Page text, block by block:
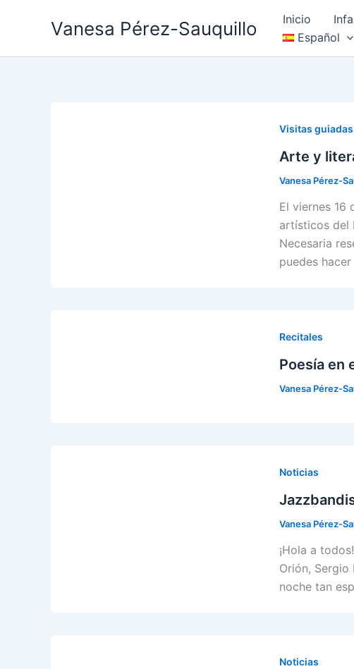
Vanesa Pérez-Sauquillo Inicio
Español
Visitas guiadas
Arte y
Vanesa Pérez-
El viernes 16
artísticos del
Necesaria
puedes
Recitales
Poesía en
Vanesa Pérez-
Noticias
Vanesa Pérez-
¡Hola a
Orión,
noche tan
Noticias